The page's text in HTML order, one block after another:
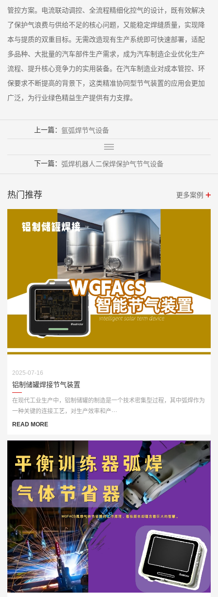
管控方案。电流联动调控、全流程精细化控气的设计，既有效解决
了保护气浪费与供给不足的核心问题，又能稳定焊缝质量，实现降
本与提质的双重目标。无需改造现有生产系统即可快速部署，适配
多品种、大批量的汽车部件生产需求，成为汽车制造企业优化生产
流程、提升核心竞争力的实用装备。在汽车制造业对成本管控、环
保要求不断提高的背景下，这类精准协同型节气装置的应用会更加
广泛，为行业绿色精益生产提供有力支撑。
上一篇： 氩弧焊节气设备
下一篇： 弧焊机器人二保焊保护气节气设备
热门推荐 更多案例
2025-07-16
铝制储罐焊接节气装置
在现代工业生产中，铝制储罐的制造是一个技术密集型过程，其中弧焊作为
一种关键的连接工艺，对生产效率和产···
READ MORE